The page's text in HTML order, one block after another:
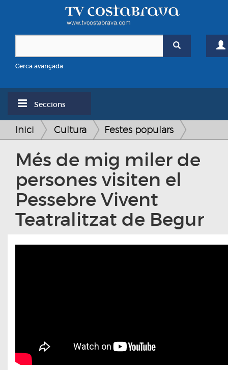
Cerca avançada
Seccions
Inici Cultura Festes populars
Més de mig miler de
persones visiten el
Pessebre Vivent
Teatralitzat de Begur